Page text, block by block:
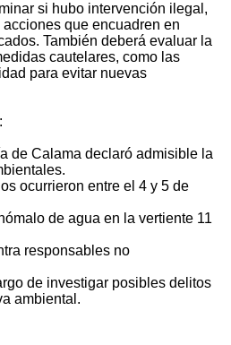
si hubo intervención ilegal,
que encuadren en
También deberá evaluar la
cautelares, como las
para evitar nuevas
de Calama declaró admisible la
ocurrieron entre el 4 y 5 de
de agua en la vertiente 11
responsables no
de investigar posibles delitos
ambiental.